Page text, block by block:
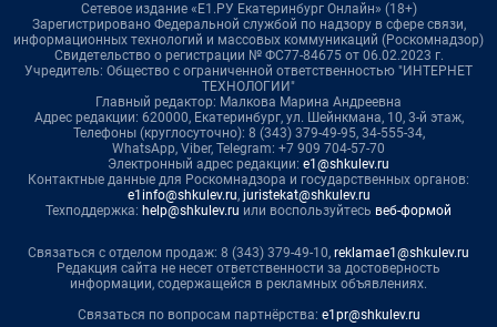
Сетевое издание «Е1.РУ Екатеринбург Онлайн» (18+)
Зарегистрировано Федеральной службой по надзору в сфере связи,
информационных технологий и массовых коммуникаций (Роскомнадзор)
Свидетельство о регистрации № ФС77-84675 от 06.02.2023 г.
Учредитель: Общество с ограниченной ответственностью "ИНТЕРНЕТ
ТЕХНОЛОГИИ"
Главный редактор: Малкова Марина Андреевна
Адрес редакции: 620000, Екатеринбург, ул. Шейнкмана, 10, 3-й этаж,
Телефоны (круглосуточно): 8 (343) 379-49-95, 34-555-34,
WhatsApp, Viber, Telegram: +7 909 704-57-70
Электронный адрес редакции: e1@shkulev.ru
Контактные данные для Роскомнадзора и государственных органов:
e1info@shkulev.ru, juristekat@shkulev.ru
Техподдержка: help@shkulev.ru или воспользуйтесь веб-формой
Связаться с отделом продаж: 8 (343) 379-49-10, reklamae1@shkulev.ru
Редакция сайта не несет ответственности за достоверность
информации, содержащейся в рекламных объявлениях.
Связаться по вопросам партнёрства: e1pr@shkulev.ru